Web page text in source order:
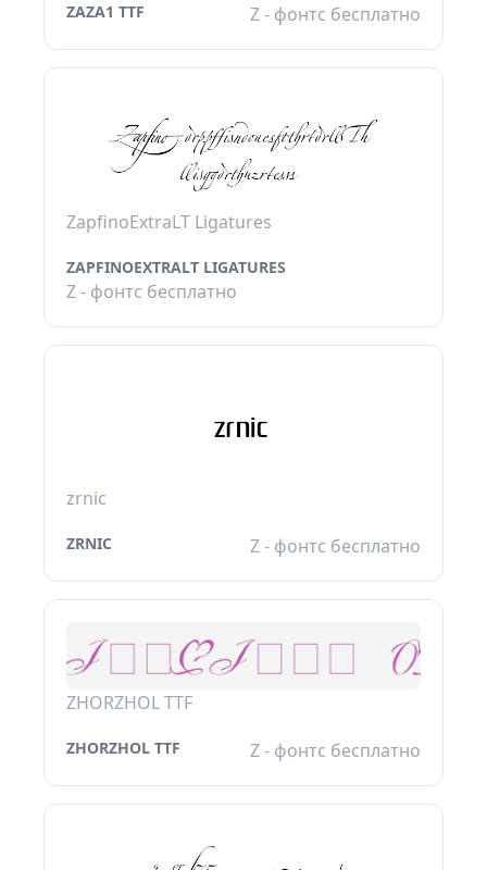
ZAZA1 TTF Z - фонтс бесплатно
ZapfinoExtraLT Ligatures
ZAPFINOEXTRALT LIGATURES
Z - фонтс бесплатно
zrnic
ZRNIC Z - фонтс бесплатно
ZHORZHOL TTF
ZHORZHOL TTF Z - фонтс бесплатно